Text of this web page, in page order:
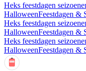
Heks feestdagen
HalloweenFeestdagen &
Heks feestdagen
HalloweenFeestdagen &
Heks feestdagen
HalloweenFeestdagen &